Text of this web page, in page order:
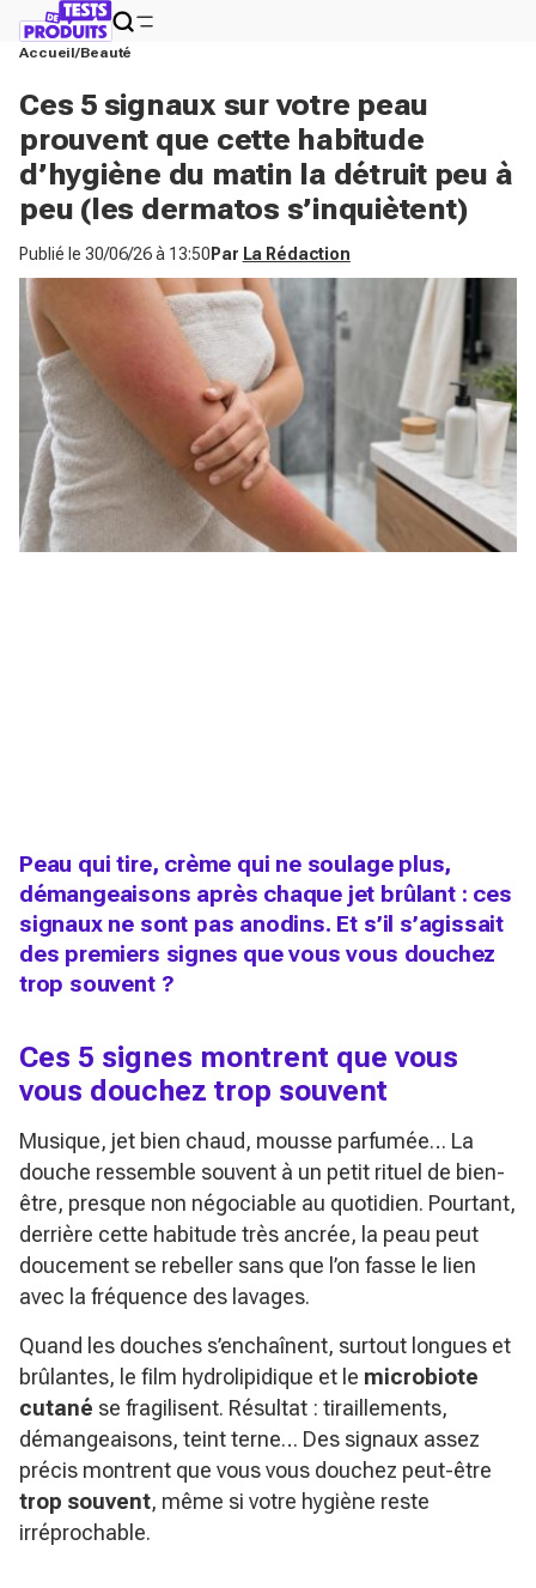
Accueil Beauté
Ces 5 signaux sur votre peau
prouvent que cette habitude
d’hygiène du matin la détruit peu à
peu (les dermatos s’inquiètent)
Publié le 30/06/26 à 13:50 Par La Rédaction
Peau qui tire, crème qui ne soulage plus,
démangeaisons après chaque jet brûlant : ces
signaux ne sont pas anodins. Et s’il s’agissait
des premiers signes que vous vous douchez
trop souvent ?
Ces 5 signes montrent que vous
vous douchez trop souvent
Musique, jet bien chaud, mousse parfumée… La
douche ressemble souvent à un petit rituel de bien-
être, presque non négociable au quotidien. Pourtant,
derrière cette habitude très ancrée, la peau peut
doucement se rebeller sans que l’on fasse le lien
avec la fréquence des lavages.
Quand les douches s’enchaînent, surtout longues et
brûlantes, le film hydrolipidique et le microbiote
cutané se fragilisent. Résultat : tiraillements,
démangeaisons, teint terne… Des signaux assez
précis montrent que vous vous douchez peut-être
trop souvent, même si votre hygiène reste
irréprochable.